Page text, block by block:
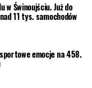
w Świnoujściu. Już do
11 tys. samochodów
emocje na 458.